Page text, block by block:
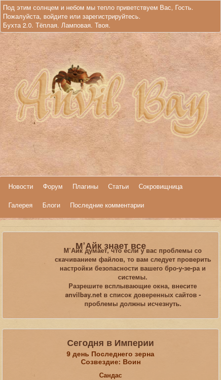
Под этим солнцем и небом мы тепло приветствуем Вас, Гость.
Пожалуйста, войдите или зарегистрируйтесь.
Бухта 2.0. Тёплая. Ламповая. Твоя.
Новости Форум Плагины Статьи
Сокровищница
Галерея
Блоги Последние комментарии
М’Айк знает все
М’Айк думает, что если у вас проблемы со
скачиванием файлов, то вам следует проверить
настройки безопасности вашего бро-у-зе-ра и
системы.
Разрешите всплывающие окна, внесите
anvilbay.net в список доверенных сайтов -
проблемы должны исчезнуть.
Сегодня в Империи
9 день Последнего зерна
Созвездие: Воин
Сандас